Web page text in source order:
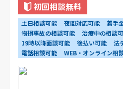
初回相談無料
土日相談可能 夜間対応可能
着手
物損事故の相談可能
治療中の相談
19時以降面談可能
後払い可能
法
電話相談可能
WEB・オンライン相